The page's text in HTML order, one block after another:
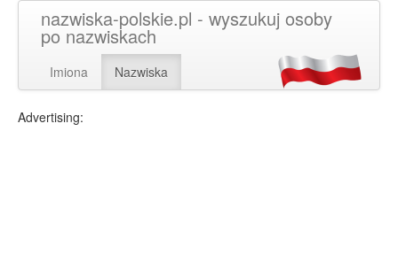
nazwiska-polskie.pl - wyszukuj osoby
po nazwiskach
Imiona Nazwiska
Advertising: